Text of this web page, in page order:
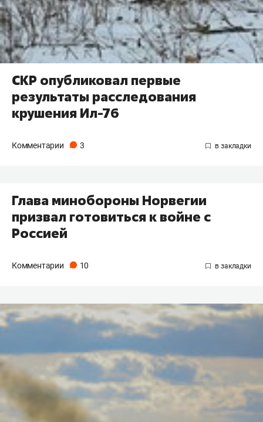
СКР опубликовал первые
результаты расследования
крушения Ил-76
Комментарии 3
Глава минобороны Норвегии
призвал готовиться к войне с
Россией
Комментарии 10